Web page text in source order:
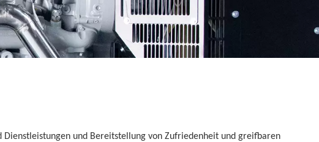
русский
Melayu
und Bereitstellung von Zufriedenheit und greifbaren